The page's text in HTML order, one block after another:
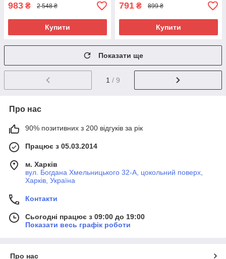
983 ₴ 2 548 ₴
Купити
791 ₴ 899 ₴
Купити
Показати ще
1 / 9
Про нас
90% позитивних з 200 відгуків за рік
Працює з 05.03.2014
м. Харків
вул. Богдана Хмельницького 32-А, цокольний поверх,
Харків, Україна
Контакти
Сьогодні працює з 09:00 до 19:00
Показати весь графік роботи
Про нас